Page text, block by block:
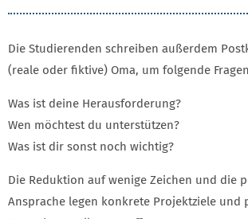
Die Studierenden schreiben außerdem
(reale oder fiktive) Oma, um folgende
Was ist deine Herausforderung?
Wen möchtest du unterstützen?
Was ist dir sonst noch wichtig?
Die Reduktion auf wenige Zeichen und die
Ansprache legen konkrete Projektziele und